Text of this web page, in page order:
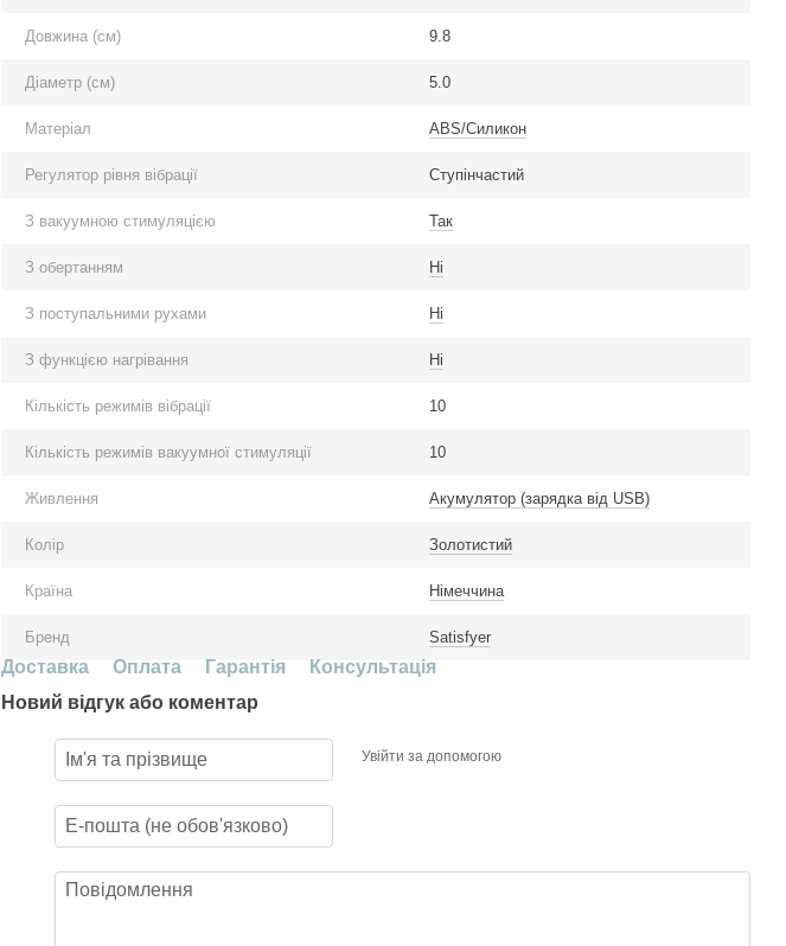
Довжина (см) 9.8
Діаметр (см) 5.0
Матеріал ABS/Силикон
Регулятор рівня вібрації Ступінчастий
З вакуумною стимуляцією Так
З обертанням Ні
З поступальними рухами Ні
З функцією нагрівання Ні
Кількість режимів вібрації 10
Кількість режимів вакуумної стимуляції 10
Живлення Акумулятор (зарядка від USB)
Колір Золотистий
Країна Німеччина
Бренд Satisfyer
Доставка Оплата Гарантія
Консультація
Новий відгук або коментар
Увійти за допомогою